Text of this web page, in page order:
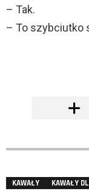
– Tak.
– To szybciutko
KAWAŁY KAWAŁY